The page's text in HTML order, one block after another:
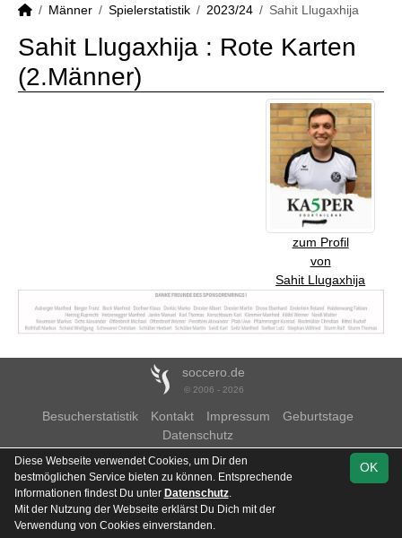
Männer Spielerstatistik 2023/24 Sahit Llugaxhija
Sahit Llugaxhija : Rote Karten
(2.Männer)
zum Profil
von
Sahit Llugaxhija
soccero.de
© 2006 - 2026
Besucherstatistik Kontakt Impressum
Geburtstage
Datenschutz
OK
Diese Webseite verwendet Cookies, um Dir den
bestmöglichen Service bieten zu können. Entsprechende
Informationen findest Du unter Datenschutz.
Mit der Nutzung der Webseite erklärst Du Dich mit der
Verwendung von Cookies einverstanden.